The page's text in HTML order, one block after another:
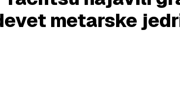
SPORT
PLOVILA
metarske